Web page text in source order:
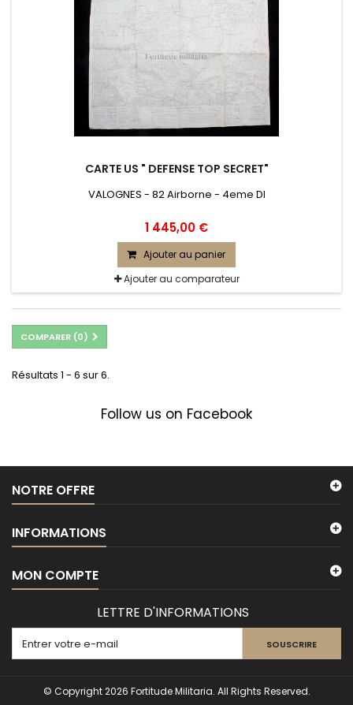
CARTE US " DEFENSE TOP SECRET"
VALOGNES - 82 Airborne - 4eme DI
1 445,00 €
Ajouter au panier
Ajouter au comparateur
COMPARER (0)
Résultats 1 - 6 sur 6.
Follow us on Facebook
NOTRE OFFRE
INFORMATIONS
© Copyright 2026 Fortitude Militaria. All Rights Reserved.
MON COMPTE
LETTRE D'INFORMATIONS
SOUSCRIRE